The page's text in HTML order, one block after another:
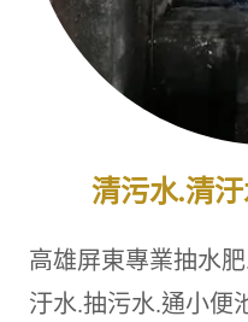
清污水.清
高雄屏東專業抽水
汙水.抽污水.通小便